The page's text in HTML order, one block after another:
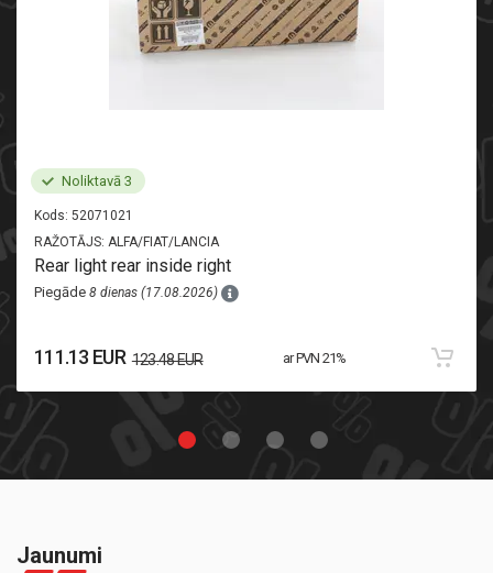
Noliktavā 3
Kods: 52071021
RAŽOTĀJS: ALFA/FIAT/LANCIA
Rear light rear inside right
Piegāde 8 dienas (17.08.2026)
111.13 EUR 123.48 EUR ar PVN 21%
Jaunumi